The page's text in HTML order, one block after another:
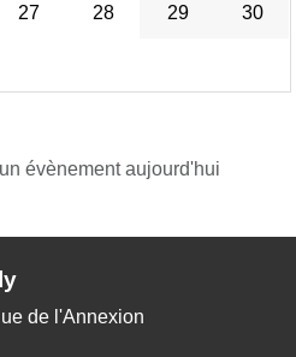
27 28 29 30
évènement aujourd'hui
de l'Annexion